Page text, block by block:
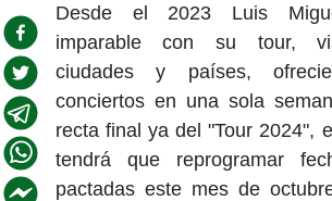
Desde el 2023 Luis
imparable con su tour,
ciudades y países,
conciertos en una sola
recta final ya del "Tour 2024",
tendrá que reprogramar
pactadas este mes de